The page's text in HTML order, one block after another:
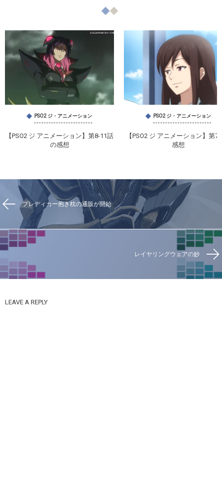
PSO2 ジ・アニメーション
【PSO2 ジ アニメーション】第8-11話
の感想
PSO2 ジ・アニメーション
【PSO2 ジ アニメーション】第7
感想
プレディカー抱き枕の通販が開始
レイヤリングウェアの妙
LEAVE A REPLY